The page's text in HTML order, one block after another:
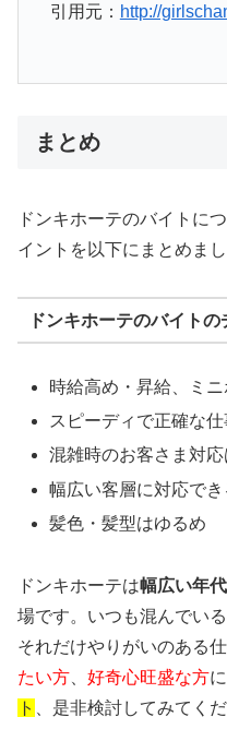
引用元： http://
まとめ
ドンキホーテのバイトに
イントを以下にまとめまし
ドンキホーテのバイト
時給高め・昇給、ミニ
スピーディで正確な
混雑時のお客さま対応
幅広い客層に対応で
髪色・髪型はゆるめ
ドンキホーテは幅広い年
場です。いつも混んでい
それだけやりがいのある仕
たい方
好奇心旺盛な方
ト
、是非検討してみてくだ